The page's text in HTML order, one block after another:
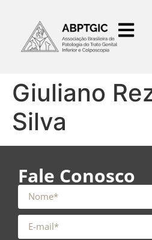
Giuliano
Silva
Fale Conosco